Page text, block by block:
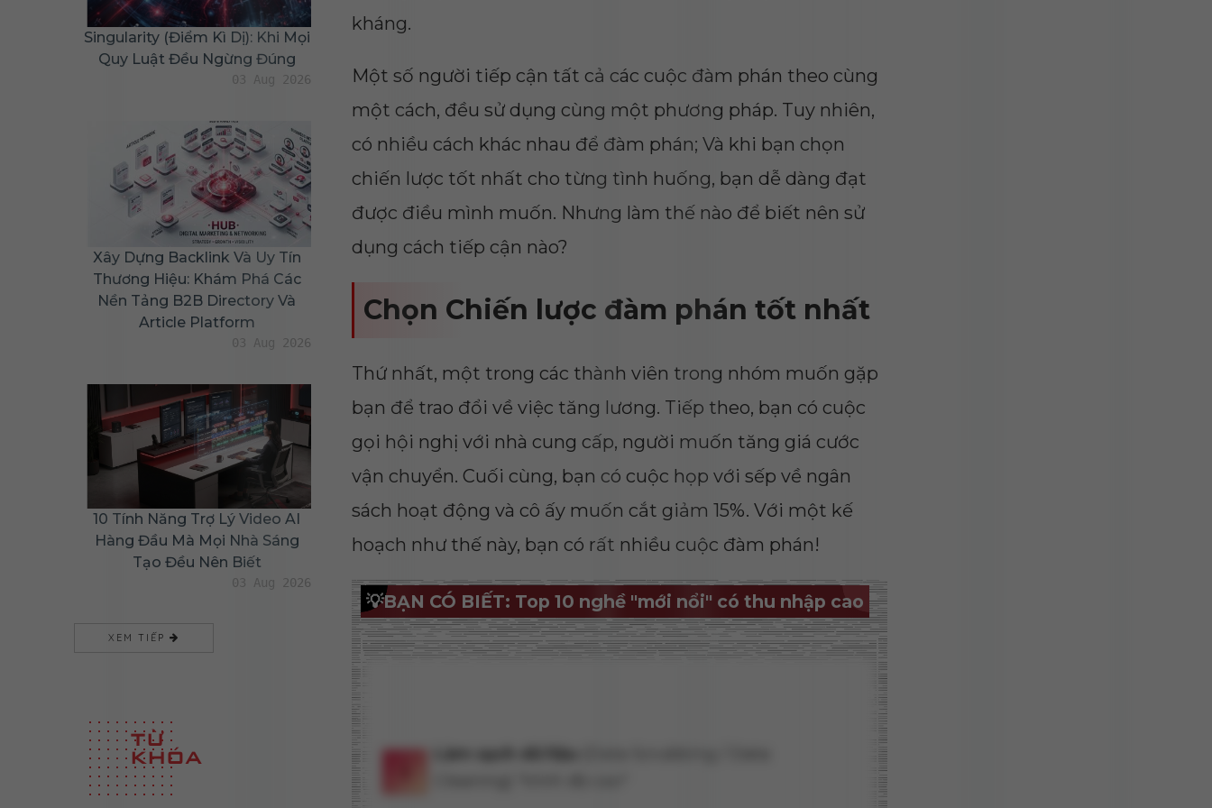
Singularity (Điểm Kì Dị): Khi Mọi
Quy Luật Đều Ngừng Đúng
03 Aug 2026
Xây Dựng Backlink Và Uy Tín
Thương Hiệu: Khám Phá Các
Nền Tảng B2B Directory Và
Article Platform
03 Aug 2026
10 Tính Năng Trợ Lý Video AI
Hàng Đầu Mà Mọi Nhà Sáng
Tạo Đều Nên Biết
03 Aug 2026
XEM TIẾP
TỪ
KHÓA
kháng.
Một số người tiếp cận tất cả các cuộc đàm phán theo cùng
một cách, đều sử dụng cùng một phương pháp. Tuy nhiên,
có nhiều cách khác nhau để đàm phán; Và khi bạn chọn
chiến lược tốt nhất cho từng tình huống, bạn dễ dàng đạt
được điều mình muốn. Nhưng làm thế nào để biết nên sử
dụng cách tiếp cận nào?
Chọn Chiến lược đàm phán tốt nhất
Thứ nhất, một trong các thành viên trong nhóm muốn gặp
bạn để trao đổi về việc tăng lương. Tiếp theo, bạn có cuộc
gọi hội nghị với nhà cung cấp, người muốn tăng giá cước
vận chuyển. Cuối cùng, bạn có cuộc họp với sếp về ngân
sách hoạt động và cô ấy muốn cắt giảm 15%. Với một kế
hoạch như thế này, bạn có rất nhiều cuộc đàm phán!
💡BẠN CÓ BIẾT: Top 10 nghề "mới nổi" có thu nhập cao